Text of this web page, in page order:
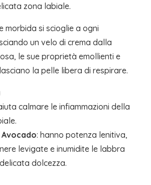
zona labiale.
morbida si scioglie a ogni
un velo di crema dalla
le sue proprietà emollienti e
la pelle libera di respirare.
calmare le infiammazioni della
: hanno potenza lenitiva,
levigate e inumidite le labbra
dolcezza.